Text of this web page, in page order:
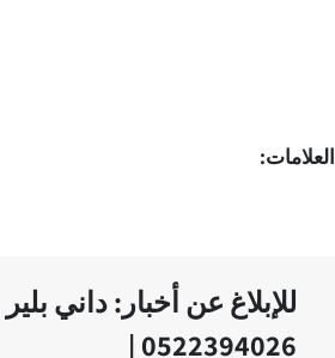
العلامات:
للإبلاغ عن أخبار: داني
0522394026 |